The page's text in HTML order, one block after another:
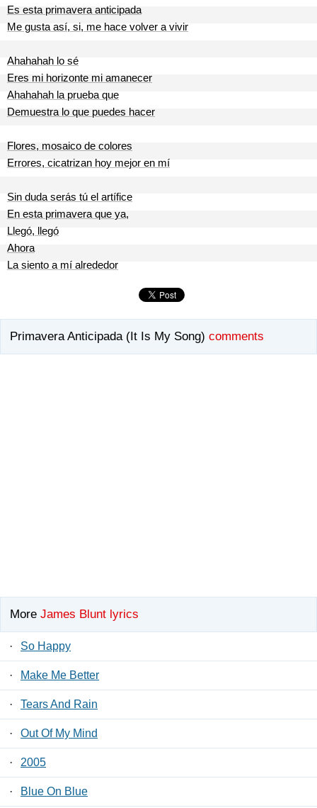
Es esta primavera anticipada
Me gusta así, si, me hace volver a vivir
Ahahahah lo sé
Eres mi horizonte mi amanecer
Ahahahah la prueba que
Demuestra lo que puedes hacer
Flores, mosaico de colores
Errores, cicatrizan hoy mejor en mí
Sin duda serás tú el artífice
En esta primavera que ya,
Llegó, llegó
Ahora
La siento a mí alrededor
Primavera Anticipada (It Is My Song) comments
More James Blunt lyrics
· So Happy
· Make Me Better
· Tears And Rain
· Out Of My Mind
· 2005
· Blue On Blue